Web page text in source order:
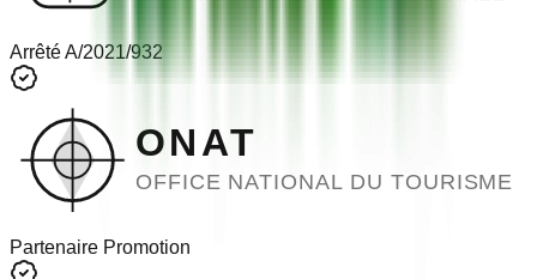
Arrêté A/2021/932
ONAT
OFFICE NATIONAL DU TOURISME
Partenaire Promotion